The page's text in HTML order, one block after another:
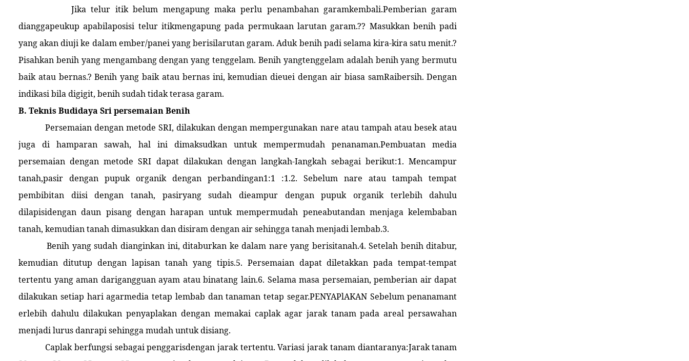
Jika telur itik belum mengapung maka perlu penambahan garamkembali.Pemberian garam
dianggapeukup apabilaposisi telur itikmengapung pada permukaan larutan garam.?? Masukkan benih padi
yang akan diuji ke dalam ember/panei yang berisilarutan garam. Aduk benih padi selama kira-kira satu menit.?
Pisahkan benih yang mengambang dengan yang tenggelam. Benih yangtenggelam adalah benih yang bermutu
baik atau bernas.? Benih yang baik atau bernas ini, kemudian dieuei dengan air biasa samRaibersih. Dengan
indikasi bila digigit, benih sudah tidak terasa garam.
B. Teknis Budidaya Sri persemaian Benih
Persemaian dengan metode SRI, dilakukan dengan mempergunakan nare atau tampah atau besek atau
juga di hamparan sawah, hal ini dimaksudkan untuk mempermudah penanaman.Pembuatan media
persemaian dengan metode SRI dapat dilakukan dengan langkah-Iangkah sebagai berikut:1. Mencampur
tanah,pasir dengan pupuk organik dengan perbandingan1:1 :1.2. Sebelum nare atau tampah tempat
pembibitan diisi dengan tanah, pasiryang sudah dieampur dengan pupuk organik terlebih dahulu
dilapisidengan daun pisang dengan harapan untuk mempermudah peneabutandan menjaga kelembaban
tanah, kemudian tanah dimasukkan dan disiram dengan air sehingga tanah menjadi lembab.3.
Benih yang sudah dianginkan ini, ditaburkan ke dalam nare yang berisitanah.4. Setelah benih ditabur,
kemudian ditutup dengan lapisan tanah yang tipis.5. Persemaian dapat diletakkan pada tempat-tempat
tertentu yang aman darigangguan ayam atau binatang lain.6. Selama masa persemaian, pemberian air dapat
dilakukan setiap hari agarmedia tetap lembab dan tanaman tetap segar.PENYAPlAKAN Sebelum penanamant
erlebih dahulu dilakukan penyaplakan dengan memakai caplak agar jarak tanam pada areal persawahan
menjadi lurus danrapi sehingga mudah untuk disiang.
Caplak berfungsi sebagai penggarisdengan jarak tertentu. Variasi jarak tanam diantaranya:Jarak tanam